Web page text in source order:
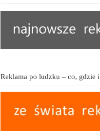
Reklama po ludzku – co, gdzie